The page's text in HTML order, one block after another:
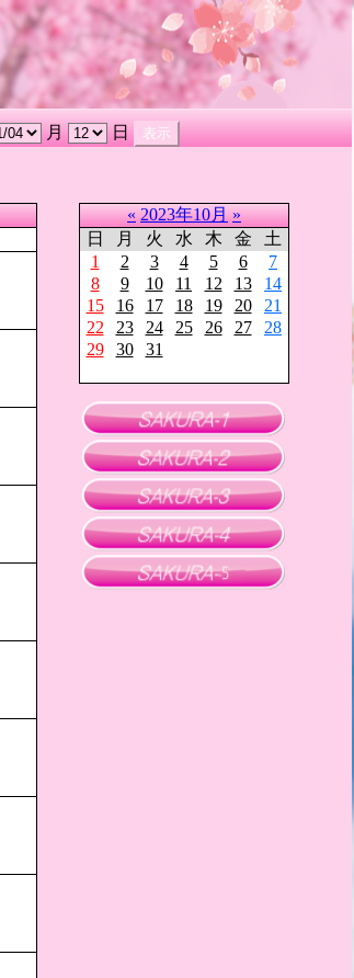
月 日
« 2023年10月 »
日
月 火 水 木 金
土
1
2 3 4 5 6
7
8
9 10 11 12 13
14
15
16 17 18 19 20
21
22
23 24 25 26 27
28
29
30 31